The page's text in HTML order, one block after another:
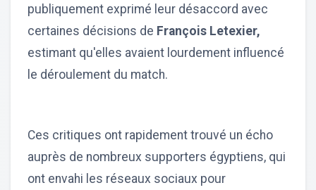
publiquement exprimé leur désaccord avec
certaines décisions de François Letexier,
estimant qu'elles avaient lourdement influencé
le déroulement du match.
Ces critiques ont rapidement trouvé un écho
auprès de nombreux supporters égyptiens, qui
ont envahi les réseaux sociaux pour